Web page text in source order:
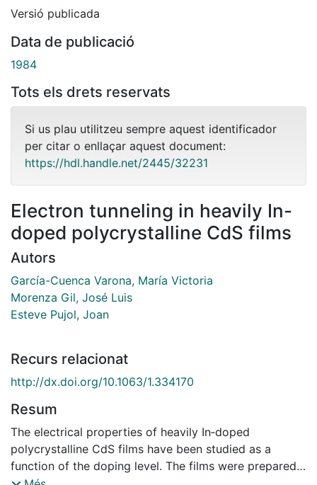
Versió publicada
Data de publicació
1984
Tots els drets reservats
Si us plau utilitzeu sempre aquest identificador
per citar o enllaçar aquest document:
https://hdl.handle.net/2445/32231
Electron tunneling in heavily In-
doped polycrystalline CdS films
Autors
García-Cuenca Varona, María Victoria
Morenza Gil, José Luis
Esteve Pujol, Joan
Recurs relacionat
http://dx.doi.org/10.1063/1.334170
Resum
The electrical properties of heavily In‐doped
polycrystalline CdS films have been studied as a
function of the doping level. The films were prepared